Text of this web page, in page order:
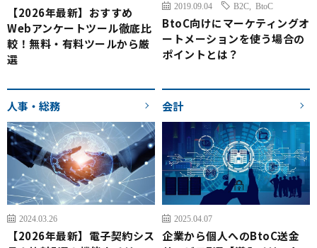
【2026年最新】おすすめ
Webアンケートツール徹底比
較！無料・有料ツールから厳
選
2019.09.04 B2C BtoC
BtoC向けにマーケティングオ
ートメーションを使う場合の
ポイントとは？
人事・総務
2024.03.26
【2026年最新】電子契約シス
会計
2025.04.07
企業から個人へのBtoC送金